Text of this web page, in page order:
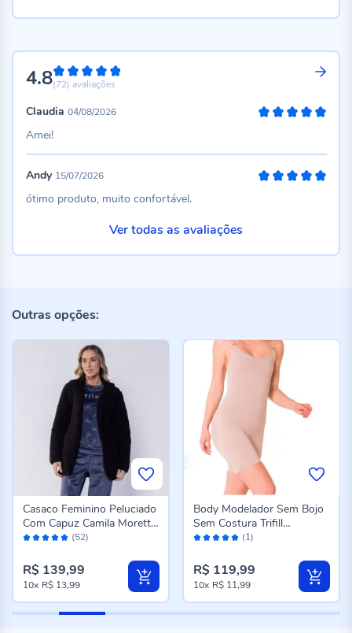
4.896%
(72) avaliações
Claudia 04/08/2026
Amei!
Andy 15/07/2026
ótimo produto, muito confortável.
Ver todas as avaliações
Outras opções:
Avaliação: (52)
Casaco Feminino Peluciado
Com Capuz Camila Moretti
Preto
R$ 139,99
10x R$ 13,99
Avaliação: (1)
Body Modelador Sem Bojo
Sem Costura Trifill
Macadamia
R$ 119,99
10x R$ 11,99